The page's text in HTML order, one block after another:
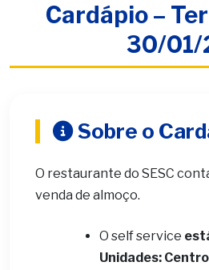
Cardápio –
30/01/
Sobre o
O restaurante do SESC
venda de almoço.
O self service
Unidades: